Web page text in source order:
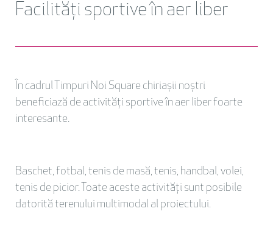
Facilități sportive în aer liber
În cadrul Timpuri Noi Square chiriașii noștri
beneficiază de activități sportive în aer liber foarte
interesante.
Baschet, fotbal, tenis de masă, tenis, handbal, volei,
tenis de picior. Toate aceste activități sunt posibile
datorită terenului multimodal al proiectului.